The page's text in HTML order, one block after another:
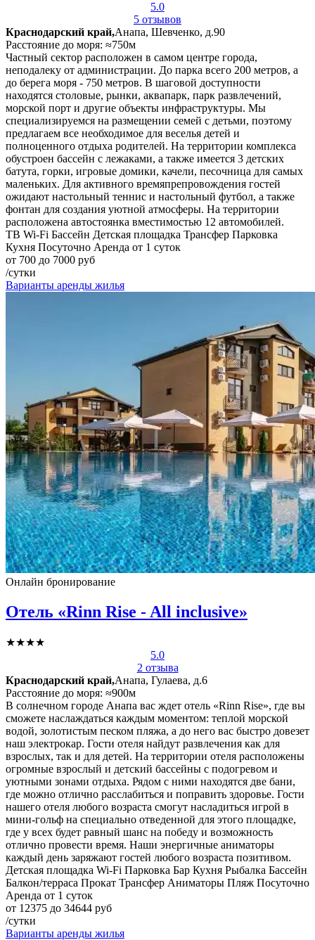
5.0
5 отзывов
Краснодарский край,Анапа, Шевченко, д.90
Расстояние до моря: ≈750м
Частный сектор расположен в самом центре города,
неподалеку от администрации. До парка всего 200 метров, а
до берега моря - 750 метров. В шаговой доступности
находятся столовые, рынки, аквапарк, парк развлечений,
морской порт и другие объекты инфраструктуры. Мы
специализируемся на размещении семей с детьми, поэтому
предлагаем все необходимое для веселья детей и
полноценного отдыха родителей. На территории комплекса
обустроен бассейн с лежаками, а также имеется 3 детских
батута, горки, игровые домики, качели, песочница для самых
маленьких. Для активного времяпрепровождения гостей
ожидают настольный теннис и настольный футбол, а также
фонтан для создания уютной атмосферы. На территории
расположена автостоянка вместимостью 12 автомобилей.
ТВ Wi-Fi Бассейн Детская площадка Трансфер Парковка
Кухня Посуточно Аренда от 1 суток
от 700 до 7000 руб
/сутки
Варианты аренды жилья
Онлайн бронирование
Отель «Rinn Rise - All inclusive»
★★★★
5.0
2 отзыва
Краснодарский край,Анапа, Гулаева, д.6
Расстояние до моря: ≈900м
В солнечном городе Анапа вас ждет отель «Rinn Rise», где вы
сможете наслаждаться каждым моментом: теплой морской
водой, золотистым песком пляжа, а до него вас быстро довезет
наш электрокар. Гости отеля найдут развлечения как для
взрослых, так и для детей. На территории отеля расположены
огромные взрослый и детский бассейны с подогревом и
уютными зонами отдыха. Рядом с ними находятся две бани,
где можно отлично расслабиться и поправить здоровье. Гости
нашего отеля любого возраста смогут насладиться игрой в
мини-гольф на специально отведенной для этого площадке,
где у всех будет равный шанс на победу и возможность
отлично провести время. Наши энергичные аниматоры
каждый день заряжают гостей любого возраста позитивом.
Детская площадка Wi-Fi Парковка Бар Кухня Рыбалка Бассейн
Балкон/терраса Прокат Трансфер Аниматоры Пляж Посуточно
Аренда от 1 суток
от 12375 до 34644 руб
/сутки
Варианты аренды жилья